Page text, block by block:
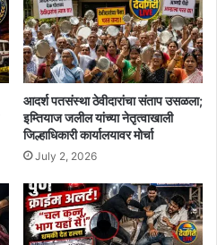
आदर्श पतसंस्था ठेवीदारांचा संताप उसळला;
इम्तियाज जलील यांच्या नेतृत्वाखाली
जिल्हाधिकारी कार्यालयावर मोर्चा
July 2, 2026